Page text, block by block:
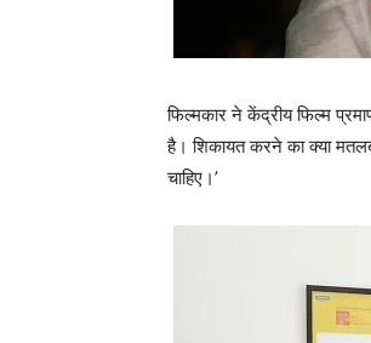
फिल्‍मकार ने केंद्रीय फिल्‍म
है। शिकायत करने का क्या
चाहिए।’